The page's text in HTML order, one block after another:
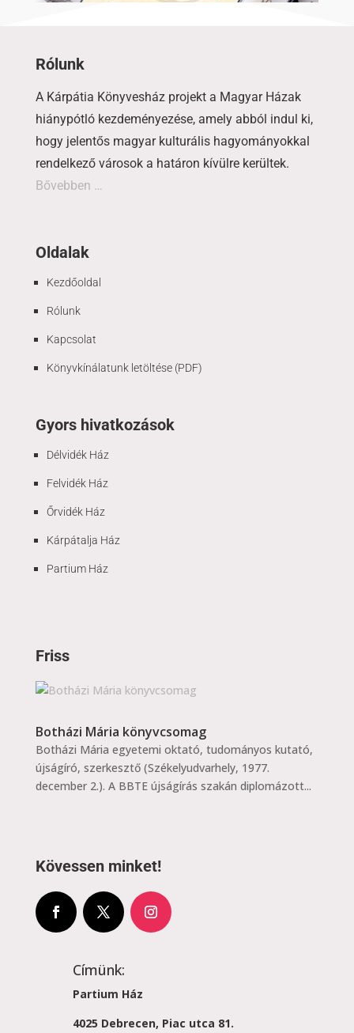
Rólunk
A Kárpátia Könyvesház projekt a Magyar Házak
hiánypótló kezdeményezése, amely abból indul ki,
hogy jelentős magyar kulturális hagyományokkal
rendelkező városok a határon kívülre kerültek.
Bővebben …
Oldalak
Kezdőoldal
Rólunk
Kapcsolat
Könyvkínálatunk letöltése (PDF)
Gyors hivatkozások
Délvidék Ház
Felvidék Ház
Őrvidék Ház
Kárpátalja Ház
Partium Ház
Friss
Botházi Mária könyvcsomag
Botházi Mária egyetemi oktató, tudományos kutató,
újságíró, szerkesztő (Székelyudvarhely, 1977.
december 2.). A BBTE újságírás szakán diplomázott...
Kövessen minket!
Címünk:
Partium Ház
4025 Debrecen, Piac utca 81.